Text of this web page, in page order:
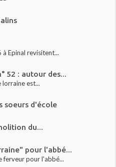
Epinal revisitent...
52 : autour des...
lorraine est...
soeurs d'école
du...
pour l'abbé...
ferveur pour l'abbé...